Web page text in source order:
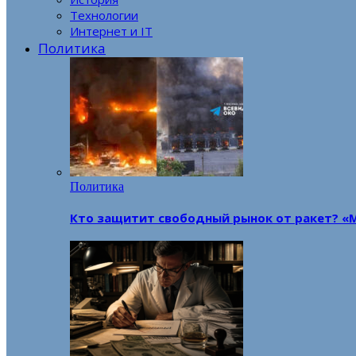
Технологии
Интернет и IT
Политика
Политика
Кто защитит свободный рынок от ракет?